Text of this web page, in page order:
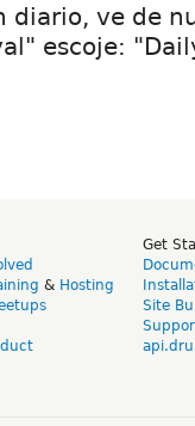
diario, ve de
escoje:
& Hosting
Get
Site